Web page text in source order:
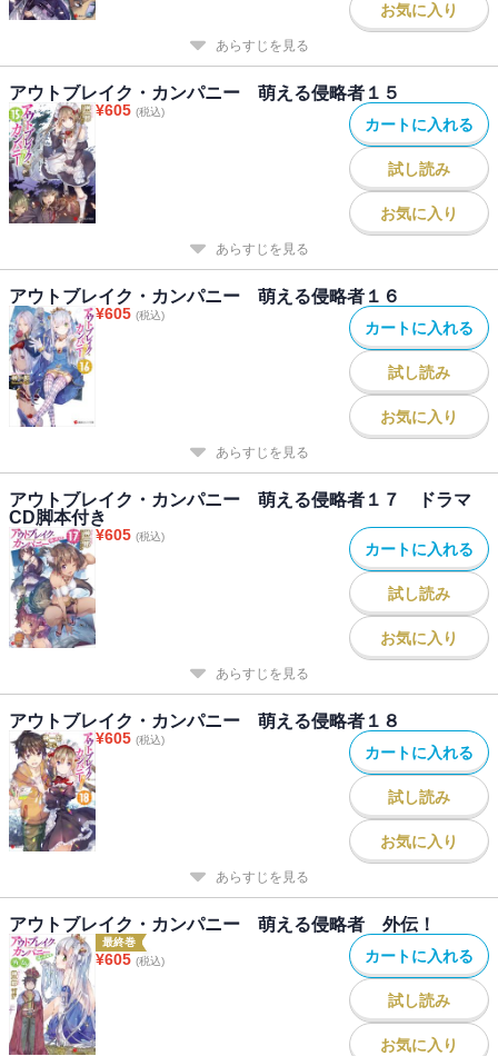
お気に入り
あらすじを見る
アウトブレイク・カンパニー 萌える侵略者１５
¥605 (税込)
カートに入れる
試し読み
お気に入り
あらすじを見る
アウトブレイク・カンパニー 萌える侵略者１６
¥605 (税込)
カートに入れる
試し読み
お気に入り
あらすじを見る
アウトブレイク・カンパニー 萌える侵略者１７ ドラマ
CD脚本付き
¥605 (税込)
カートに入れる
試し読み
お気に入り
あらすじを見る
アウトブレイク・カンパニー 萌える侵略者１８
¥605 (税込)
カートに入れる
試し読み
お気に入り
あらすじを見る
アウトブレイク・カンパニー 萌える侵略者 外伝！
最終巻
¥605 (税込) カートに入れる
試し読み
お気に入り